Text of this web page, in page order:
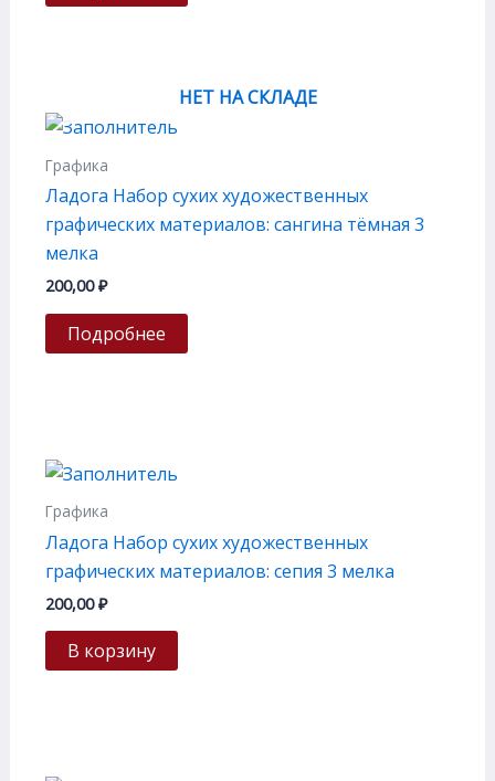
НЕТ НА СКЛАДЕ
Графика
Ладога Набор сухих художественных
графических материалов: сангина тёмная 3
мелка
200,00₽
Подробнее
Графика
Ладога Набор сухих художественных
графических материалов: сепия 3 мелка
200,00₽
В корзину